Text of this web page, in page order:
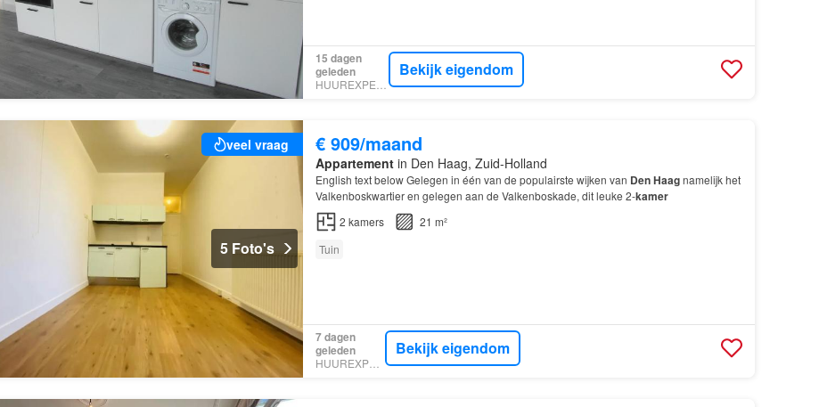
15 dagen
geleden
HUUREXPERT
Bekijk eigendom
veel vraag
5 Foto's
€ 909/maand
Appartementin Den Haag, Zuid-Holland
English text below Gelegen in één van de populairste wijken van Den Haagnamelijk het
Valkenboskwartier en gelegen aan de Valkenboskade, dit leuke 2-kamer
2 kamers
21 m²
Tuin
7 dagen
geleden
HUUREXPERT
Bekijk eigendom